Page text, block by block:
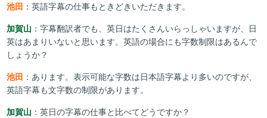
池田 ：英語字幕の仕事もときどきいただきます。
加賀山 ：字幕翻訳者でも、英日はたくさんいらっしゃいますが、日
英はあまりいないと思います。英語の場合にも字数制限はあるんで
しょうか？
池田 ：あります。表示可能な字数は日本語字幕より多いのですが、
英語字幕も文字数の制限があります。
加賀山 ：英日の字幕の仕事と比べてどうですか？